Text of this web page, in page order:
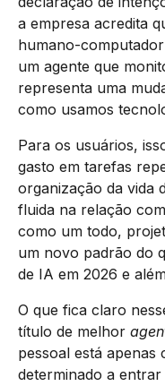
a empresa acredita
humano-
um agente que
representa uma
como usamos
Para os usuários,
gasto em tarefas
organização da vida
fluida na relação
como um todo,
um novo padrão do
de IA em 2026 e
O que fica claro
título de melhor
pessoal está apenas
determinado a